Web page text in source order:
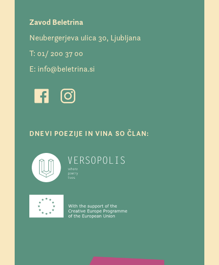
Zavod Beletrina
Neubergerjeva ulica 30, Ljubljana
T: 01/ 200 37 00
E: info@beletrina.si
DNEVI POEZIJE IN VINA SO ČLAN: